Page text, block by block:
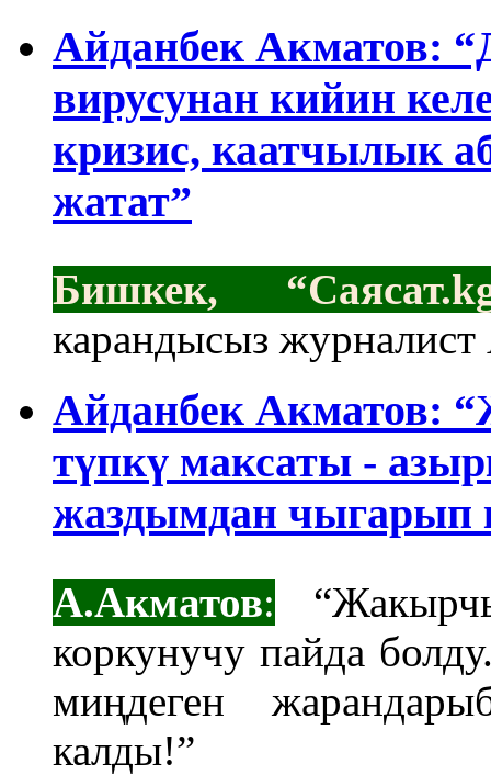
Айданбек Акматов:
вирусунан кийин
кризис, каатчылык
жатат”
Бишкек,
карандысыз
Айданбек Акматов:​​​​​​​
түпкү максаты -
жаздымдан чыгарып
А.Акматов:
коркунучу пайда
миңдеген
калды!”